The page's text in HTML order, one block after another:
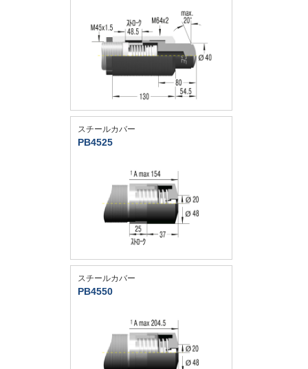
スチールカバー
PB4525
スチールカバー
PB4550